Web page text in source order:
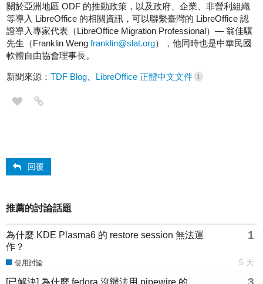
關於亞洲地區 ODF 的推動政策，以及政府、企業、非營利組織
等導入 LibreOffice 的相關資訊，可以聯繫臺灣的 LibreOffice 認
證導入專家代表（LibreOffice Migration Professional）— 翁佳驥
先生（Franklin Weng franklin@slat.org），他同時也是中華民國
軟體自由協會理事長。
新聞來源： TDF Blog LibreOffice 正體中文文件 1
回覆
推薦的討論話題
為什麼 KDE Plasma6 的 restore session 無法運
作？
1
5 天
使用討論
[已解決] 為什麼 fedora 沒辦法用 pipewire 的